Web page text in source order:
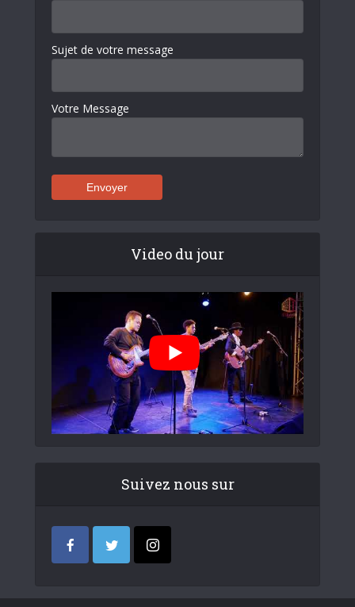
Sujet de votre message
Votre Message
Video du jour
Suivez nous sur